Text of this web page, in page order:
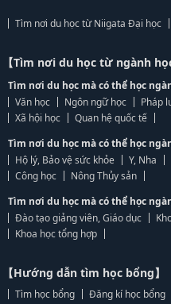
Tìm nơi du học từ Niigata Đại học
【Tìm nơi du học từ ngành học
Tìm nơi du học mà có thể học
Văn học
Ngôn ngữ học Pháp
Xã hội học
Quan hệ quốc tế
Tìm nơi du học mà có thể học
Hộ lý, Bảo vệ sức khỏe
Y, Nha
Công học
Nông Thủy sản
Tìm nơi du học mà có thể học
Đào tạo giảng viên, Giáo dục
Khoa học tổng hợp
【Hướng dẫn tìm học bổng】
Tìm học bổng
Đăng kí học bổng